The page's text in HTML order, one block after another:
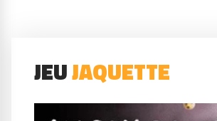
JEUJAQUETTE